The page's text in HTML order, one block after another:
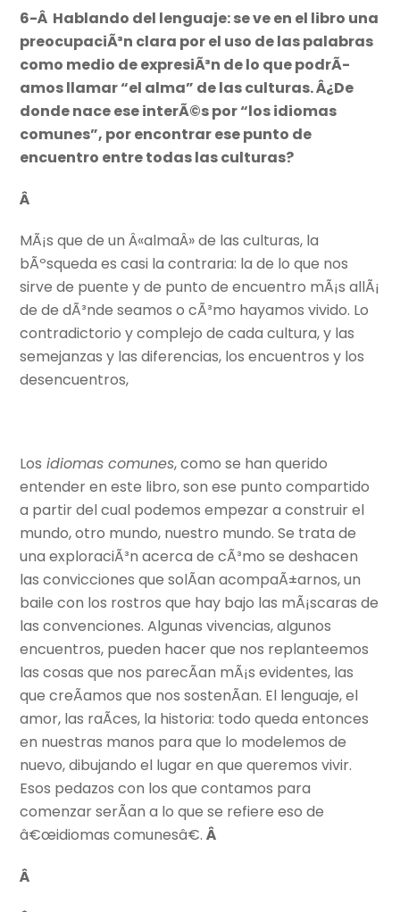
6-Â Hablando del lenguaje: se ve en el libro una
preocupaciÃ³n clara por el uso de las palabras
como medio de expresiÃ³n de lo que podrÃ­
amos llamar “el alma” de las culturas. Â¿De
donde nace ese interÃ©s por “los idiomas
comunes”, por encontrar ese punto de
encuentro entre todas las culturas?
Â
MÃ¡s que de un Â«almaÂ» de las culturas, la
bÃºsqueda es casi la contraria: la de lo que nos
sirve de puente y de punto de encuentro mÃ¡s allÃ¡
de de dÃ³nde seamos o cÃ³mo hayamos vivido. Lo
contradictorio y complejo de cada cultura, y las
semejanzas y las diferencias, los encuentros y los
desencuentros,
Los idiomas comunes, como se han querido
entender en este libro, son ese punto compartido
a partir del cual podemos empezar a construir el
mundo, otro mundo, nuestro mundo. Se trata de
una exploraciÃ³n acerca de cÃ³mo se deshacen
las convicciones que solÃ­an acompaÃ±arnos, un
baile con los rostros que hay bajo las mÃ¡scaras de
las convenciones. Algunas vivencias, algunos
encuentros, pueden hacer que nos replanteemos
las cosas que nos parecÃ­an mÃ¡s evidentes, las
que creÃ­amos que nos sostenÃ­an. El lenguaje, el
amor, las raÃ­ces, la historia: todo queda entonces
en nuestras manos para que lo modelemos de
nuevo, dibujando el lugar en que queremos vivir.
Esos pedazos con los que contamos para
comenzar serÃ­an a lo que se refiere eso de
â€œidiomas comunesâ€.Â
Â